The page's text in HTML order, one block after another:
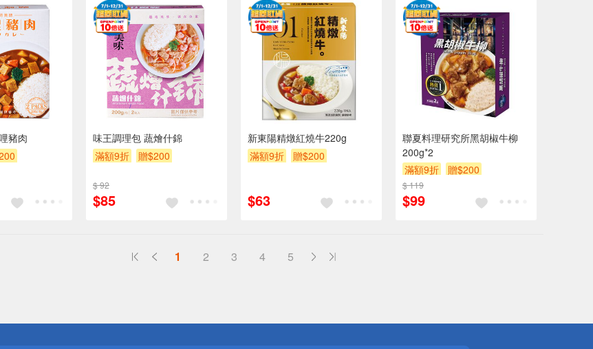
豬肉
味王調理包 蔬燴什錦
滿額9折
贈$200
$ 92
$85
新東陽精燉紅燒牛220g
滿額9折
贈$200
$63
聯夏料理研究所黑胡椒牛柳
200g*2
滿額9折
贈$200
$ 119
$99
1 2 3 4 5
！